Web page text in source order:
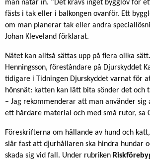
man nätar in. “Det krävs inget bygglov för
fästs i tak eller i balkongen ovanför. Ett
om man planerar tak eller andra
Johan Kleveland förklarat.
Nätet kan alltså sättas upp på flera olika
Henningsson, föreståndare på Djurskyddet
tidigare i Tidningen Djurskyddet varnat för
hönsnät: katten kan lätt bita sönder det och
– Jag rekommenderar att man använder
ett hårdare material och med små rutor, sa
Föreskrifterna om hållande av hund och katt,
slår fast att djurhållaren ska hindra hundar
skada sig vid fall. Under rubriken